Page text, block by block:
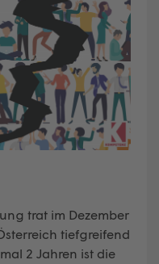
trat im Dezember
tiefgreifend
2 Jahren ist die